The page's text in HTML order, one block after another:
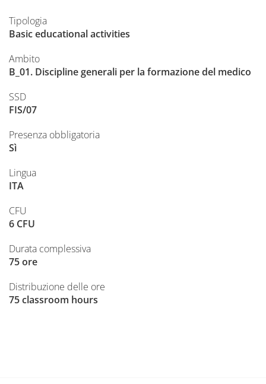
Tipologia
Basic educational activities
Ambito
B_01. Discipline generali per la formazione del medico
SSD
FIS/07
Presenza obbligatoria
Sì
Lingua
ITA
CFU
6 CFU
Durata complessiva
75 ore
Distribuzione delle ore
75 classroom hours